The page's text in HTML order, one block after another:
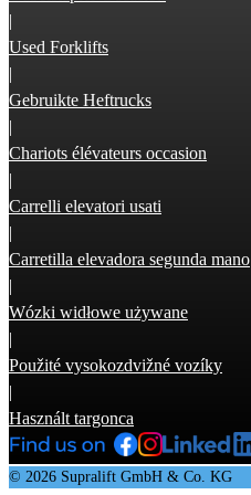
|
Used Forklifts
|
Gebruikte Heftrucks
|
Chariots élévateurs occasion
|
Carrelli elevatori usati
|
Carretilla elevadora segunda mano
|
Wózki widłowe używane
|
Použité vysokozdvižné vozíky
|
Használt targonca
© 2026 Supralift GmbH & Co. KG